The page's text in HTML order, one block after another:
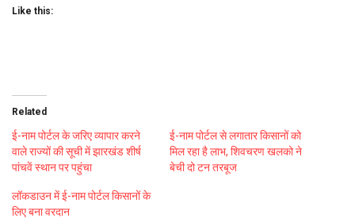
Like this:
Related
ई-नाम पोर्टल के जरिए व्यापार करने
वाले राज्यों की सूची में झारखंड शीर्ष
पांचवें स्थान पर पहुंचा
ई-नाम पोर्टल से लगातार किसानों को
मिल रहा है लाभ, शिवचरण खलको ने
बेची दो टन तरबूज
लॉकडाउन में ई-नाम पोर्टल किसानों के
लिए बना वरदान